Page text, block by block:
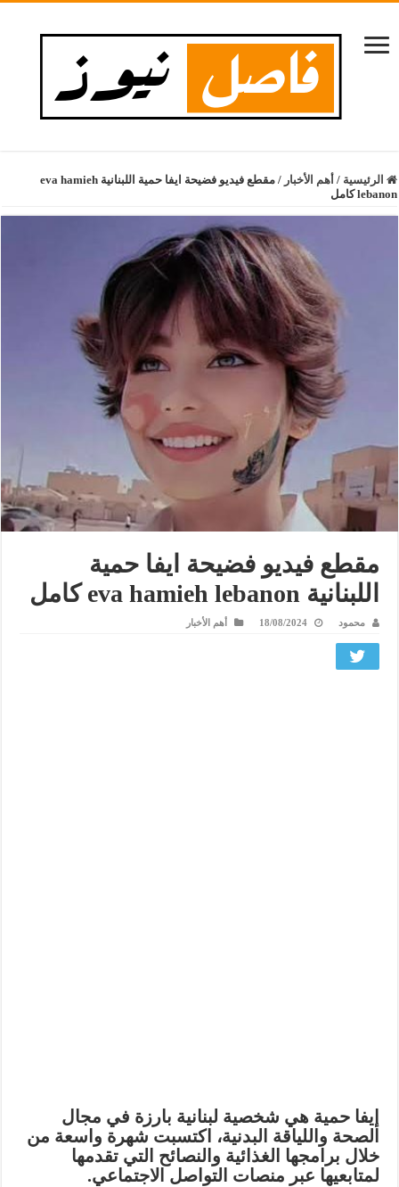
الرئيسية / أهم الأخبار /
مقطع فيديو فضيحة ايفا حمية اللبنانية eva hamieh
lebanon كامل
مقطع فيديو فضيحة ايفا حمية
اللبنانية eva hamieh lebanon كامل
محمود 18/08/2024 أهم الأخبار
إيفا حمية هي شخصية لبنانية بارزة في مجال
الصحة واللياقة البدنية، اكتسبت شهرة واسعة من
خلال برامجها الغذائية والنصائح التي تقدمها
لمتابعيها عبر منصات التواصل الاجتماعي.